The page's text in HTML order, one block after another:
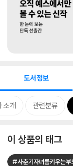
도서정보
소개 관련분류
이 상품의 태그
#사춘기자녀를키우는부